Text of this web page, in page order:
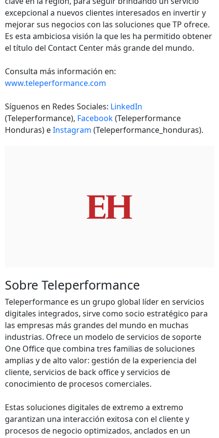
excepcional a nuevos clientes interesados en invertir y
mejorar sus negocios con las soluciones que TP ofrece.
Es esta ambiciosa visión la que les ha permitido obtener
el título del Contact Center más grande del mundo.
Consulta más información en:
www.teleperformance.com
Síguenos en Redes Sociales: LinkedIn
(Teleperformance), Facebook(Teleperformance
Honduras) eInstagram (Teleperformance_honduras).
Sobre Teleperformance
Teleperformance es un grupo global líder en servicios
digitales integrados, sirve como socio estratégico para
las empresas más grandes del mundo en muchas
industrias. Ofrece un modelo de servicios de soporte
One Office que combina tres familias de soluciones
amplias y de alto valor: gestión de la experiencia del
cliente, servicios de back office y servicios de
conocimiento de procesos comerciales.
Estas soluciones digitales de extremo a extremo
garantizan una interacción exitosa con el cliente y
procesos de negocio optimizados, anclados en un